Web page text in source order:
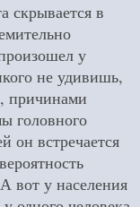
скрывается в
у
не удивишь,
причинами
головного
он встречается
вот у населения